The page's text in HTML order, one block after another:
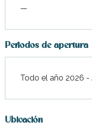
—
Periodos de apertura
Todo el año 2026
Ubicación